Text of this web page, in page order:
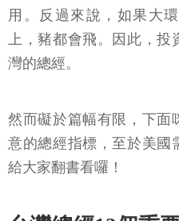
用。反過來說，如果大
上，豬都會飛。因此，投
灣的總經。
然而礙於篇幅有限，下面
意的總經指標，至於美國
給大家翻書看囉！